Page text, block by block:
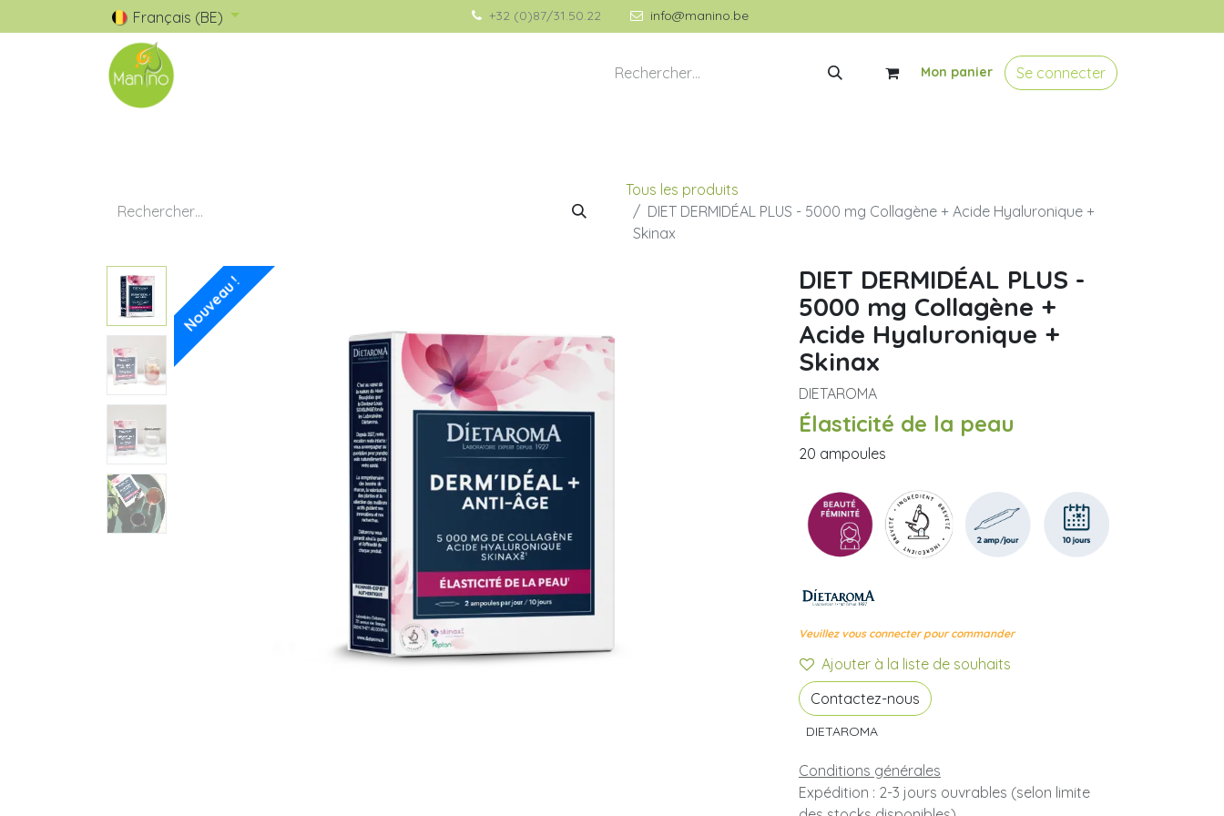
Français (BE) +32 (0)87/31.50.22 info@manino.be
Mon panier Se connecter
Tous les produits
DIET DERMIDÉAL PLUS - 5000 mg Collagène + Acide Hyaluronique +
Skinax
Nouveau !
DIET DERMIDÉAL PLUS -
5000 mg Collagène +
Acide Hyaluronique +
Skinax
DIETAROMA
Élasticité de la peau
20 ampoules
Veuillez vous connecter pour commander
Ajouter à la liste de souhaits
Contactez-nous
DIETAROMA
Conditions générales
Expédition : 2-3 jours ouvrables (selon limite